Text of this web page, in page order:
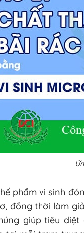
phẩm vi sinh
đồng thời làm
giúp tiêu